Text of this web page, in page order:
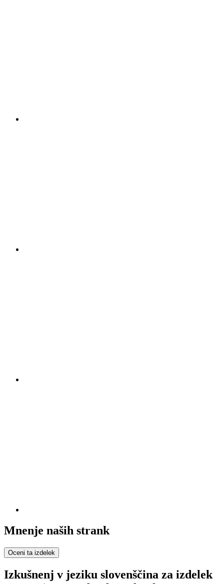
Mnenje naših strank
Oceni ta izdelek
Izkušnenj v jeziku slovenščina za izdelek